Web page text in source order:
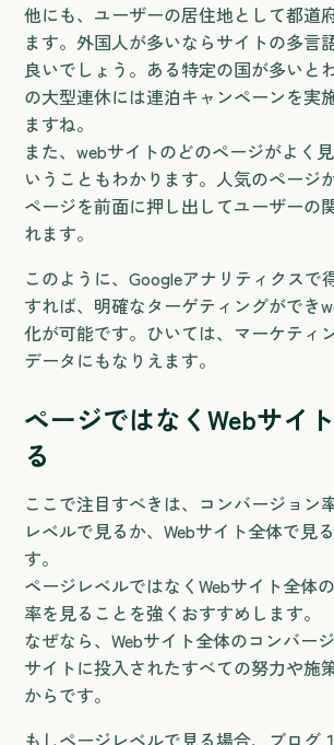
他にも、ユーザーの居住地として都道
ます。外国人が多いならサイトの多言
良いでしょう。ある特定の国が多いと
の大型連休には連泊キャンペーンを実
ますね。
また、webサイトのどのページがよく
いうこともわかります。人気のページ
ページを前面に押し出してユーザーの
れます。
このように、Googleアナリティクスで
すれば、明確なターゲティングができ
化が可能です。ひいては、マーケティ
データにもなりえます。
ページではなくWebサイ
る
ここで注目すべきは、コンバージョン
レベルで見るか、Webサイト全体で見
す。
ページレベルではなくWebサイト全体
率を見ることを強くおすすめします。
なぜなら、Webサイト全体のコンバー
サイトに投入されたすべての努力や施
からです。
もしページレベルで見る場合、ブログ